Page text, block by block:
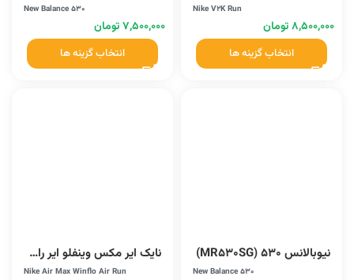
Nike V2K Run
۸,۵۰۰,۰۰۰تومان
انتخاب گزینه ها
New Balance 530
۷,۵۰۰,۰۰۰تومان
انتخاب گزینه ها
نیوبالانس 530 (MR530SG)
New Balance 530
نایک ایر مکس وینفلو ایر ران (FV5285-010)
Nike Air Max Winflo Air Run